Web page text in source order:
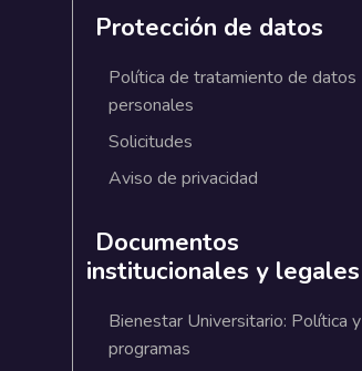
Protección de datos
Política de tratamiento de datos
personales
Solicitudes
Aviso de privacidad
Documentos
institucionales y legales
Bienestar Universitario: Política y
programas